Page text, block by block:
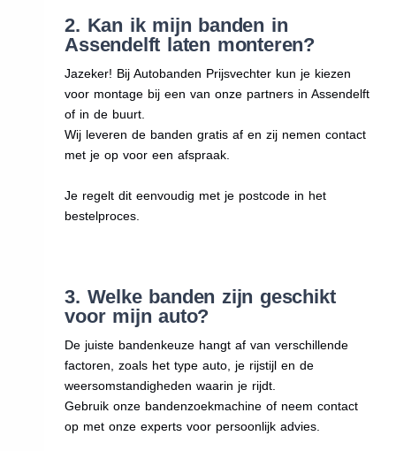
2. Kan ik mijn banden in
Assendelft laten monteren?
Jazeker! Bij Autobanden Prijsvechter kun je kiezen
voor montage bij een van onze partners in Assendelft
of in de buurt.
Wij leveren de banden gratis af en zij nemen contact
met je op voor een afspraak.
Je regelt dit eenvoudig met je postcode in het
bestelproces.
3. Welke banden zijn geschikt
voor mijn auto?
De juiste bandenkeuze hangt af van verschillende
factoren, zoals het type auto, je rijstijl en de
weersomstandigheden waarin je rijdt.
Gebruik onze bandenzoekmachine of neem contact
op met onze experts voor persoonlijk advies.